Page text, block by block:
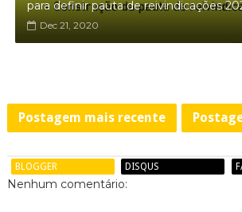
para definir pauta de reivindicações
Dec 21, 2020
Postagem mais recente
BLOGGER DISQUS
Nenhum comentário: